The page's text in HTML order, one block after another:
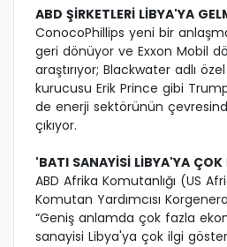
ABD ŞİRKETLERİ LİBYA'YA
ConocoPhillips yeni bir
geri dönüyor ve Exxon Mobil
araştırıyor; Blackwater adlı
kurucusu Erik Prince gibi
de enerji sektörünün
çıkıyor.
'BATI SANAYİSİ LİBYA'YA ÇOK
ABD Afrika Komutanlığı (US
Komutan Yardımcısı
“Geniş anlamda çok fazla
sanayisi Libya'ya çok ilgi